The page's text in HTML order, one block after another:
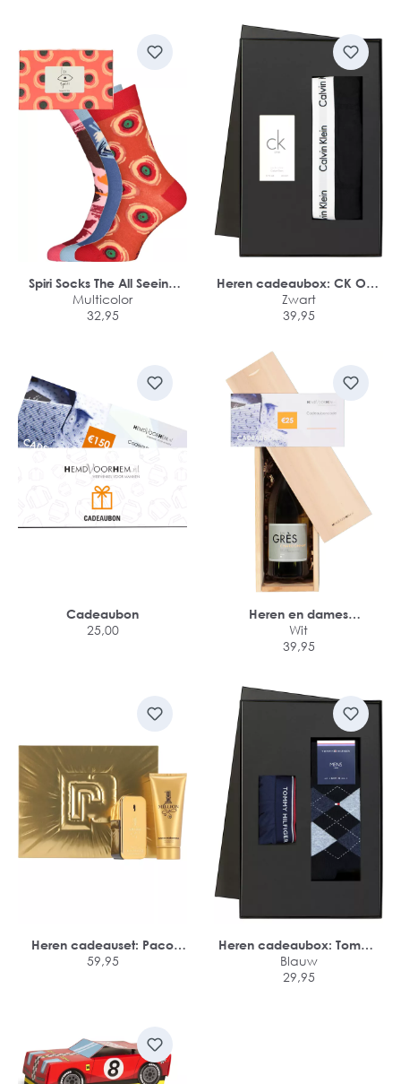
Spiri Socks The All Seeing
Eye Gift Box
Multicolor
32,95
Heren cadeaubox: CK One
parfum + Calvin Klein
boxershort
Zwart
39,95
Cadeaubon
25,00
Heren en dames
cadeaubox: witte wijn met
cadeaubon
Wit
39,95
Heren cadeauset: Paco
Rabanne 1 Million
59,95
Heren cadeaubox: Tommy
Hilfiger boxershort + 2-pack
Tommy Hilfiger sokken
Blauw
29,95